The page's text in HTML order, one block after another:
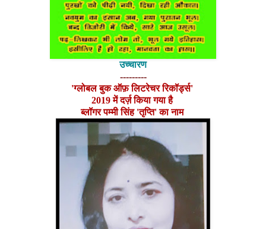
उच्चारण
---------
'ग्लोबल बुक ऑफ़ लिटरेचर रिकॉर्ड्स'
2019 में दर्ज़ किया गया है
ब्लॉगर पम्मी सिंह 'तृप्ति' का नाम